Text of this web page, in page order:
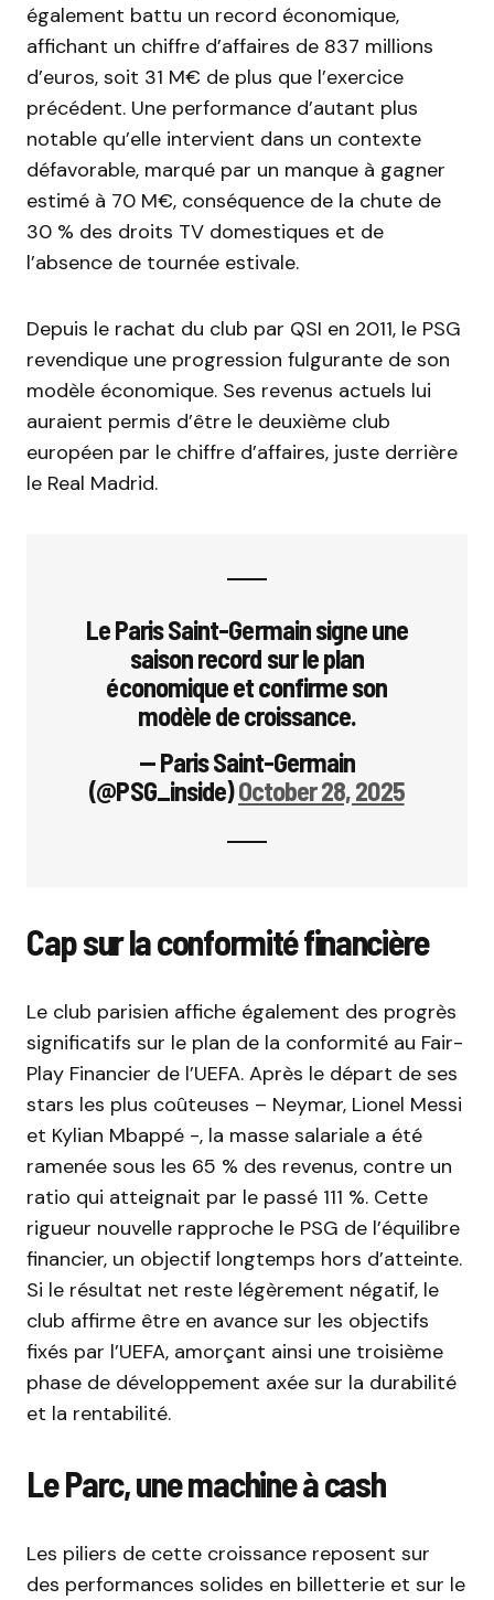
également battu un record économique,
affichant un chiffre d’affaires de 837 millions
d’euros, soit 31 M€ de plus que l’exercice
précédent. Une performance d’autant plus
notable qu’elle intervient dans un contexte
défavorable, marqué par un manque à gagner
estimé à 70 M€, conséquence de la chute de
30 % des droits TV domestiques et de
l’absence de tournée estivale.
Depuis le rachat du club par QSI en 2011, le PSG
revendique une progression fulgurante de son
modèle économique. Ses revenus actuels lui
auraient permis d’être le deuxième club
européen par le chiffre d’affaires, juste derrière
le Real Madrid.
Le Paris Saint-Germain signe une
saison record sur le plan
économique et confirme son
modèle de croissance.
— Paris Saint-Germain
(@PSG_inside)October 28, 2025
Cap sur la conformité financière
Le club parisien affiche également des progrès
significatifs sur le plan de la conformité au Fair-
Play Financier de l’UEFA. Après le départ de ses
stars les plus coûteuses – Neymar, Lionel Messi
et Kylian Mbappé -, la masse salariale a été
ramenée sous les 65 % des revenus, contre un
ratio qui atteignait par le passé 111 %. Cette
rigueur nouvelle rapproche le PSG de l’équilibre
financier, un objectif longtemps hors d’atteinte.
Si le résultat net reste légèrement négatif, le
club affirme être en avance sur les objectifs
fixés par l’UEFA, amorçant ainsi une troisième
phase de développement axée sur la durabilité
et la rentabilité.
Le Parc, une machine à cash
Les piliers de cette croissance reposent sur
des performances solides en billetterie et sur le